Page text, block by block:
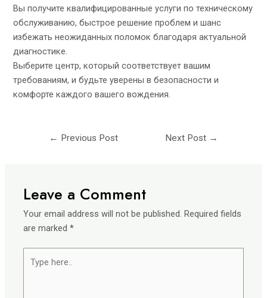
Вы получите квалифицированные услуги по техническому
обслуживанию, быстрое решение проблем и шанс
избежать неожиданных поломок благодаря актуальной
диагностике.
Выберите центр, который соответствует вашим
требованиям, и будьте уверены в безопасности и
комфорте каждого вашего вождения.
← Previous Post Next Post →
Leave a Comment
Your email address will not be published. Required fields
are marked*
here..